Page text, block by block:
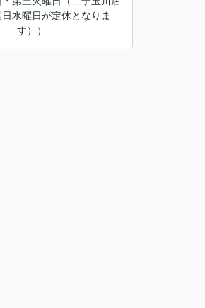
水曜日が定休となりま
す））